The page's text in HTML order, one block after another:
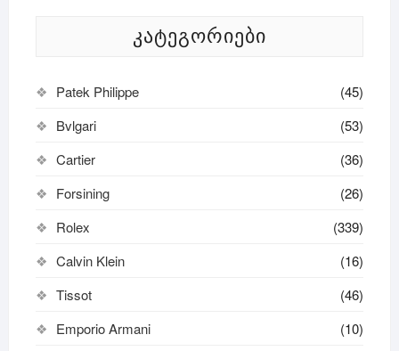
ᲙᲐᲢᲔᲒᲝᲠᲘᲔᲑᲘ
Patek Philippe
(45)
Bvlgari
(53)
Cartier
(36)
Forsining
(26)
Rolex
(339)
Calvin Klein
(16)
Tissot
(46)
Emporio Armani
(10)